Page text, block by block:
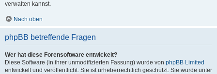
verwalten kannst.
Nach oben
phpBB betreffende Fragen
Wer hat diese Forensoftware entwickelt?
Diese Software (in ihrer unmodifizierten Fassung) wurde von phpBB Limited
entwickelt und veröffentlicht. Sie ist urheberrechtlich geschützt. Sie wurde unter